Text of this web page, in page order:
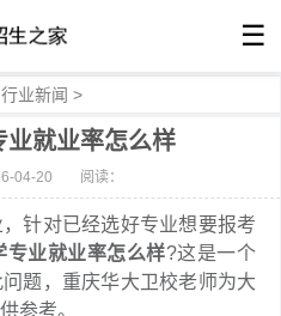
☰
行业新闻 >
业就业率怎么样
04-20 阅读：
对已经选好专业想要报考
专业就业率怎么样?这是一个
题，重庆华大卫校老师为大
参考。